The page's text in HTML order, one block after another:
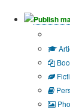
Publish